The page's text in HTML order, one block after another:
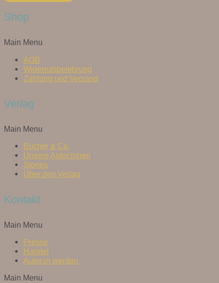
Shop
Main Menu
AGB
Widerrufsbelehrung
Zahlung und Versand
Verlag
Main Menu
Bücher & Co.
Unsere Autor:innen
Stories
Über den Verlag
Kontakt
Main Menu
Presse
Handel
Autor:in werden
Main Menu